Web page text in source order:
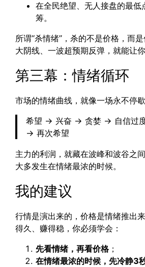
在全民绝望、无人接盘的最低
筹。
所谓“杀情绪”，杀的不是价格，而
大阴线、一波超预期反弹，就能让
第三幕：情绪循环
市场的情绪曲线，就像一场永不停
希望 → 兴奋 → 贪婪 → 自信过
→ 再次希望
主力的利润，就藏在波峰和波谷之
大多发生在情绪最浓的时候。
我的建议
行情是演出来的，价格是情绪推出
得久、赚得稳，你必须学会：
先看情绪，再看价格；
在情绪最浓的时候，先冷静3